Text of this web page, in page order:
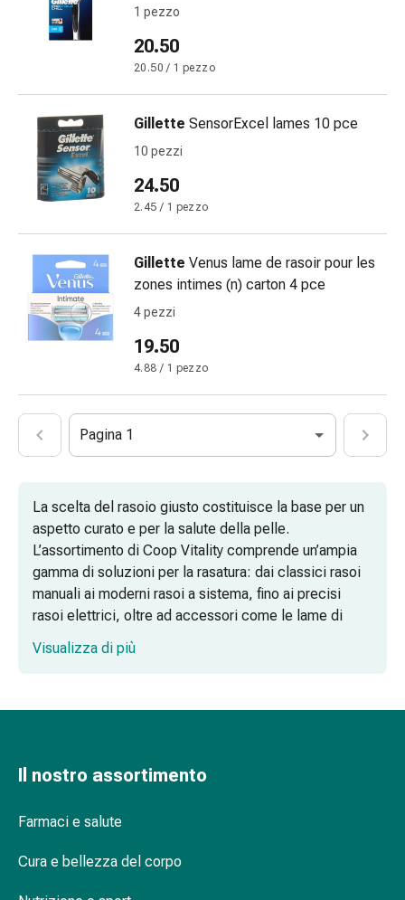
secca
patologica
Pelle
impura
Vesciche
Sfogo
Acne
Rimedi
naturali
Terapia
con
i
fiori
terapia
Omeopatia
Fitoterapia
Sale
di
Schüssler
Spagirici
Antroposofico
prostata
Prostata
ai
e
1 pezzo
20.50
20.50 / 1 pezzo
Gillette SensorExcel lames 10 pce
10 pezzi
24.50
2.45 / 1 pezzo
Gillette Venus lame de rasoir pour les
zones intimes (n) carton 4 pce
4 pezzi
19.50
4.88 / 1 pezzo
Pagina 1
La scelta del rasoio giusto costituisce la base per un
aspetto curato e per la salute della pelle.
L’assortimento di Coop Vitality comprende un’ampia
gamma di soluzioni per la rasatura: dai classici rasoi
manuali ai moderni rasoi a sistema, fino ai precisi
rasoi elettrici, oltre ad accessori come le lame di
ricambio.
Rasoi a sistema per una rasatura
Rasoi manuali classici e rasoi di sicurezza
Rasoi usa e getta per un utilizzo flessibile
Rasoi elettrici speciali e regolabarba
Domande frequenti sui rasoi (FAQ)
Visualizza di più
Il nostro assortimento
Farmaci e salute
Cura e bellezza del corpo